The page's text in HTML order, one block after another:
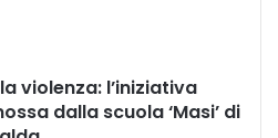
violenza: l’iniziativa
dalla scuola ‘Masi’ di